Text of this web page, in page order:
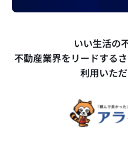
いい生活の
不動産業界をリードする
利用いた